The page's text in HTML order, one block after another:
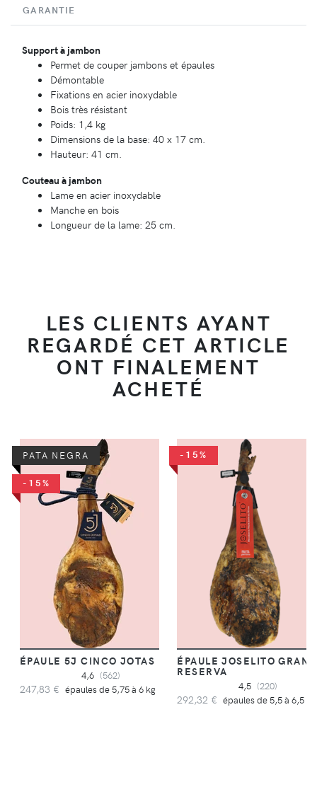
GARANTIE
Support à jambon
Permet de couper jambons et épaules
Démontable
Fixations en acier inoxydable
Bois très résistant
Poids: 1,4 kg
Dimensions de la base: 40 x 17 cm.
Hauteur: 41 cm.
Couteau à jambon
Lame en acier inoxydable
Manche en bois
Longueur de la lame: 25 cm.
LES CLIENTS AYANT
REGARDÉ CET ARTICLE
ONT FINALEMENT
ACHETÉ
PATA NEGRA
-15%
ÉPAULE 5J CINCO JOTAS
4,6 (562)
247,83 € épaules de 5,75 à 6 kg
-15%
ÉPAULE JOSELITO GRAN
RESERVA
4,5 (220)
292,32 € épaules de 5,5 à 6,5 kg